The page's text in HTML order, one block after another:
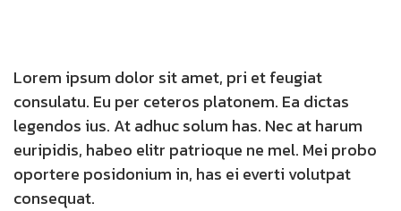
Lorem ipsum dolor sit amet, pri et feugiat
consulatu. Eu per ceteros platonem. Ea dictas
legendos ius. At adhuc solum has. Nec at harum
euripidis, habeo elitr patrioque ne mel. Mei probo
oportere posidonium in, has ei everti volutpat
consequat.